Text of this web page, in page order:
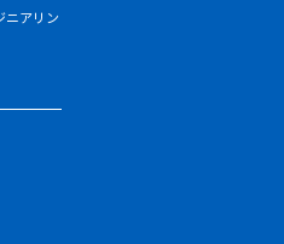
ニアリン